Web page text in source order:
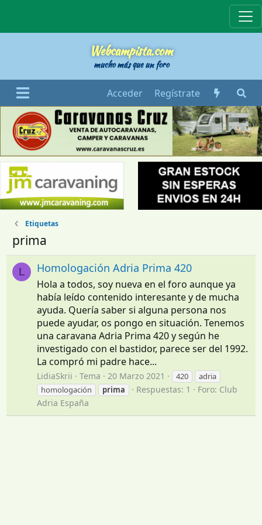
Webcampista.com
mucho más que un foro
Acceder Regístrate
Etiquetas
prima
L Homologación Adria Prima 420
Hola a todos, soy nueva en el foro aunque ya
había leído contenido interesante y de mucha
ayuda. Quería saber si alguna persona nos
puede ayudar, os pongo en situación. Tenemos
una caravana Adria Prima 420 y según he
investigado con el bastidor, parece ser del 1992.
La compró mi padre hace...
LidiaSkrii Tema 20 Marzo 2021 420
adria
homologación
prima Respuestas: 1 Foro: Club
Adria España